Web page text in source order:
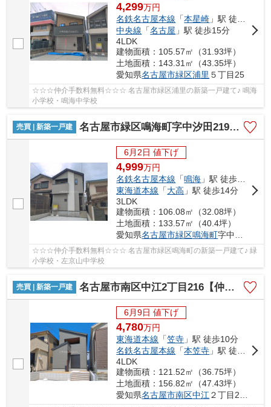
4,299万円
名鉄名古屋本線 「本星崎 」駅 徒歩10分
中央線 「名古屋 」駅 徒歩15分
4LDK
建物面積：105.57㎡（31.93坪）
土地面積：143.31㎡（43.35坪）
愛知県名古屋市緑区浦里 ５丁目25
☆☆☆仲介手数料無料☆☆☆ 名古屋市緑区浦里の新築一戸建て♪ 鳴海
小学校・鳴海中学校
売買 | 新築一戸建 名古屋市緑区鳴海町字中汐田219-4【仲介手数料無料】新築一戸建て 1号棟
6月2日 値下げ
4,999万円
名鉄名古屋本線 「鳴海 」駅 徒歩12分
東海道本線 「大高 」駅 徒歩14分
3LDK
建物面積：106.08㎡（32.08坪）
土地面積：133.57㎡（40.4坪）
愛知県名古屋市緑区鳴海町字中汐田219-4
☆☆☆仲介手数料無料☆☆☆ 名古屋市緑区鳴海町の新築一戸建て♪ 緑
小学校・左京山中学校
売買 | 新築一戸建 名古屋市南区中江2丁目216【仲介手数料無料】新築一戸建て
6月9日 値下げ
4,780万円
東海道本線 「笠寺 」駅 徒歩10分
名鉄名古屋本線 「本笠寺 」駅 徒歩10分
4LDK
建物面積：121.52㎡（36.75坪）
土地面積：156.82㎡（47.43坪）
愛知県名古屋市南区中江 ２丁目216